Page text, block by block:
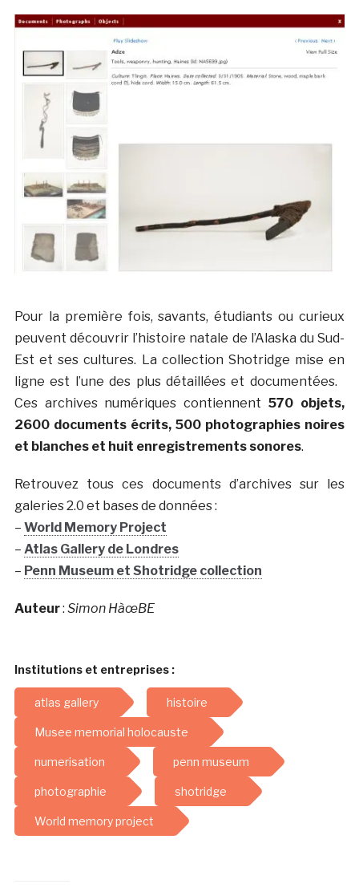
Pour la première fois, savants, étudiants ou curieux
peuvent découvrir l’histoire natale de l’Alaska du Sud-
Est et ses cultures. La collection Shotridge mise en
ligne est l’une des plus détaillées et documentées.
Ces archives numériques contiennent 570 objets,
2600 documents écrits, 500 photographies noires
et blanches et huit enregistrements sonores.
Retrouvez tous ces documents d’archives sur les
galeries 2.0 et bases de données :
– World Memory Project
– Atlas Gallery de Londres
– Penn Museum et Shotridge collection
Auteur: Simon HàœBE
Institutions et entreprises :
atlas gallery histoire
Musee memorial holocauste
numerisation penn museum
photographie shotridge
World memory project